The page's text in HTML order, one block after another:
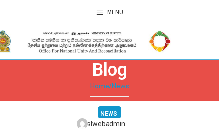
MENU
Blog
Home News
NEWS
slwebadmin